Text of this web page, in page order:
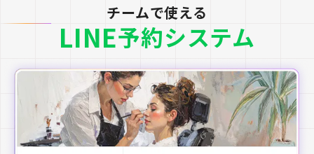
チームで使える
LINE予約システム
登録は無料です。すぐに利用を開始することができます。
Googleで登録 Microsoftで登録
メールアドレスで登録
法人・チーム利用のお問い合わせ